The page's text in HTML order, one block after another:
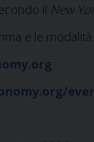
il New
e le modalità